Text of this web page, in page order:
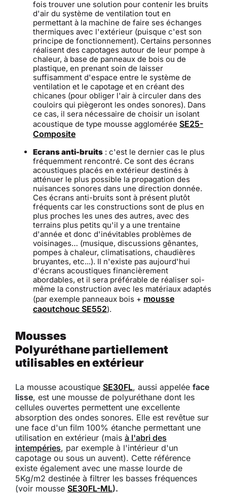
fois trouver une solution pour contenir les bruits
d'air du système de ventilation tout en
permettant à la machine de faire ses échanges
thermiques avec l'extérieur (puisque c'est son
principe de fonctionnement). Certains personnes
réalisent des capotages autour de leur pompe à
chaleur, à base de panneaux de bois ou de
plastique, en prenant soin de laisser
suffisamment d'espace entre le système de
ventilation et le capotage et en créant des
chicanes (pour obliger l'air à circuler dans des
couloirs qui piègeront les ondes sonores). Dans
ce cas, il sera nécessaire de choisir un isolant
acoustique de type mousse agglomérée SE25-
Composite
Ecrans anti-bruits : c'est le dernier cas le plus
fréquemment rencontré. Ce sont des écrans
acoustiques placés en extérieur destinés à
atténuer le plus possible la propagation des
nuisances sonores dans une direction donnée.
Ces écrans anti-bruits sont à présent plutôt
fréquents car les constructions sont de plus en
plus proches les unes des autres, avec des
terrains plus petits qu'il y a une trentaine
d'année et donc d'inévitables problèmes de
voisinages… (musique, discussions gênantes,
pompes à chaleur, climatisations, chaudières
bruyantes, etc...). Il n'existe pas aujourd'hui
d'écrans acoustiques financièrement
abordables, et il sera préférable de réaliser soi-
même la construction avec les matériaux adaptés
(par exemple panneaux bois + mousse
caoutchouc SE552).
Mousses
Polyuréthane partiellement
utilisables en extérieur
La mousse acoustique SE30FL, aussi appelée face
lisse, est une mousse de polyuréthane dont les
cellules ouvertes permettent une excellente
absorption des ondes sonores. Elle est revêtue sur
une face d'un film 100% étanche permettant une
utilisation en extérieur (mais à l'abri des
intempéries, par exemple à l'intérieur d'un
capotage ou sous un auvent). Cette référence
existe également avec une masse lourde de
5Kg/m2 destinée à filtrer les basses fréquences
(voir mousse SE30FL-ML).